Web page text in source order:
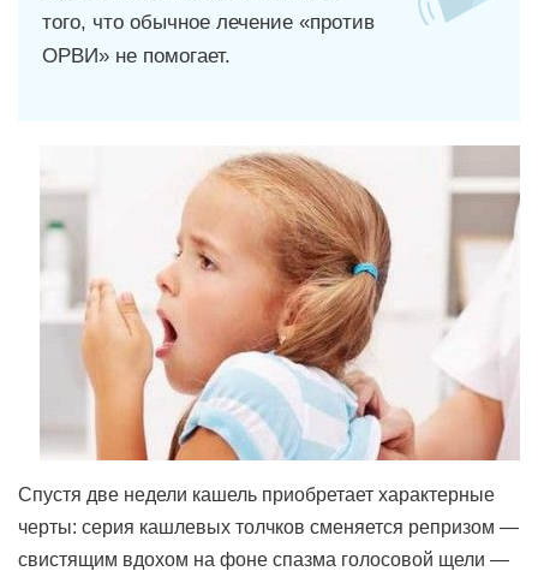
того, что обычное лечение «против
ОРВИ» не помогает.
Спустя две недели кашель приобретает характерные
черты: серия кашлевых толчков сменяется репризом —
свистящим вдохом на фоне спазма голосовой щели —